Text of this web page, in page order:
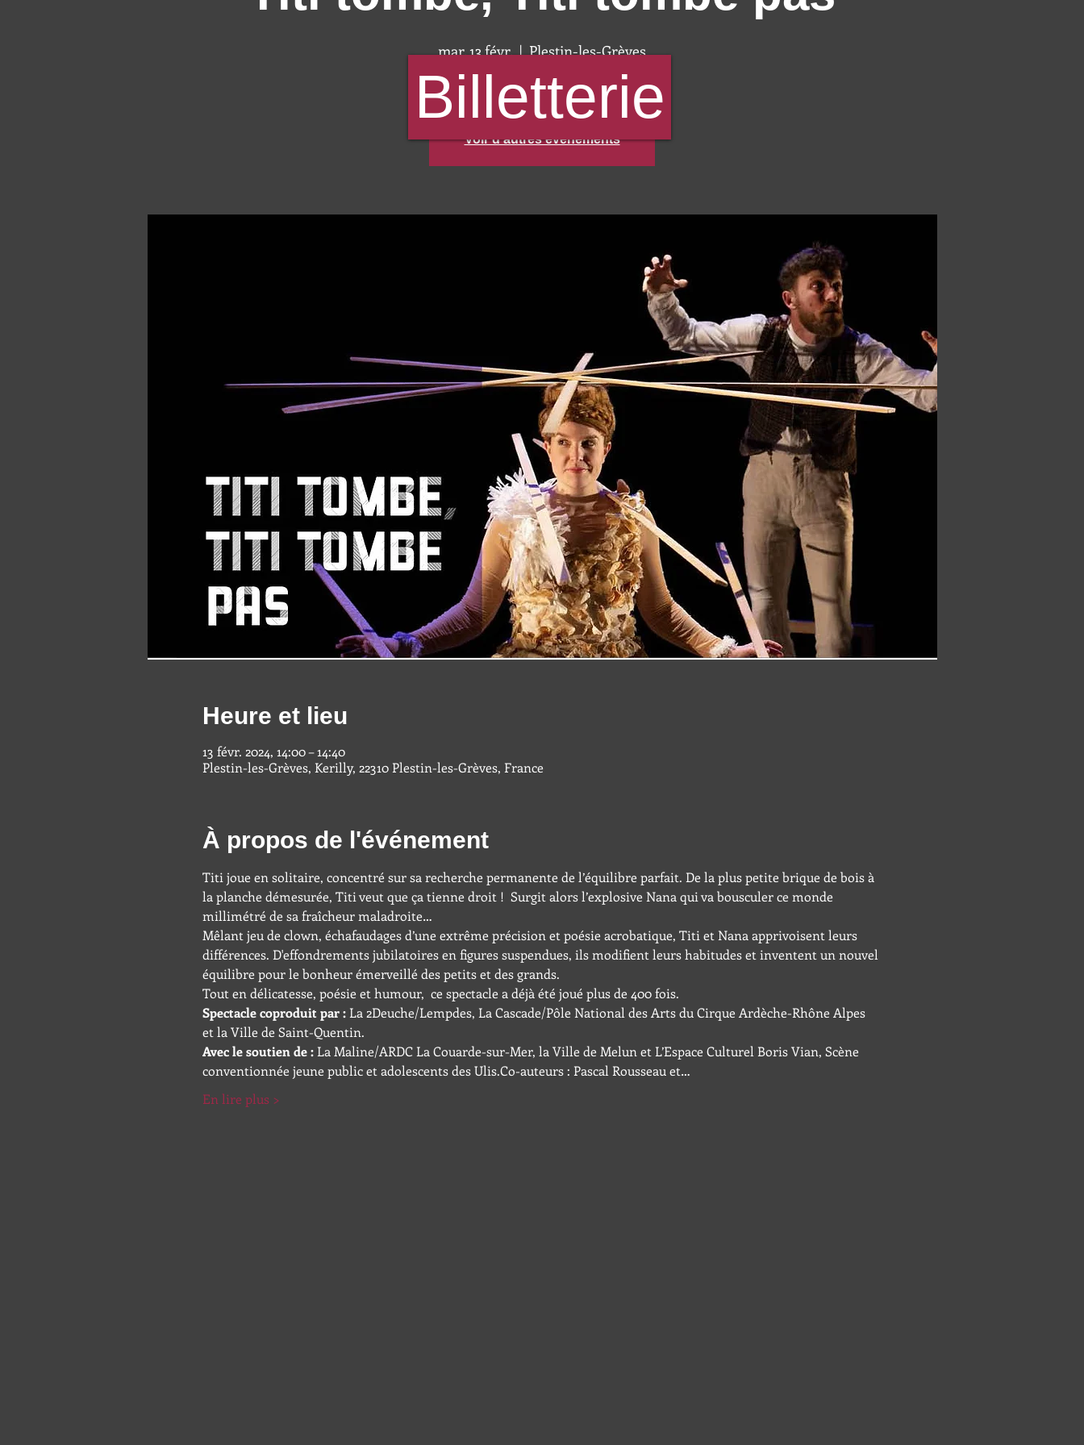
mar. 13 févr.
  |
Plestin-les-Grèves
Aucun billet en vente
Voir d'autres événements
Heure et lieu
13 févr. 2024, 14:00 – 14:40
Plestin-les-Grèves, Kerilly, 22310 Plestin-les-Grèves, France
À propos de l'événement
Titi joue en solitaire, concentré sur sa recherche permanente de l’équilibre parfait. De la plus petite brique de bois à
la planche démesurée, Titi veut que ça tienne droit !  Surgit alors l’explosive Nana qui va bousculer ce monde
millimétré de sa fraîcheur maladroite…
Mêlant jeu de clown, échafaudages d’une extrême précision et poésie acrobatique, Titi et Nana apprivoisent leurs
différences. D'effondrements jubilatoires en figures suspendues, ils modifient leurs habitudes et inventent un nouvel
équilibre pour le bonheur émerveillé des petits et des grands.
Tout en délicatesse, poésie et humour,  ce spectacle a déjà été joué plus de 400 fois.
Spectacle coproduit par : La 2Deuche/Lempdes, La Cascade/Pôle National des Arts du Cirque Ardèche-Rhône Alpes
et la Ville de Saint-Quentin.
Avec le soutien de : La Maline/ARDC La Couarde-sur-Mer, la Ville de Melun et L’Espace Culturel Boris Vian, Scène
conventionnée jeune public et adolescents des Ulis.Co-auteurs : Pascal Rousseau et…
En lire plus >
Billetterie